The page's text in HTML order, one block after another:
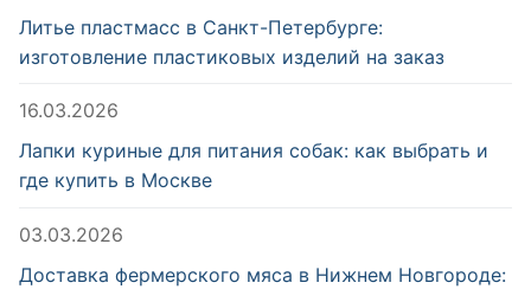
Литье пластмасс в Санкт-Петербурге:
изготовление пластиковых изделий на заказ
16.03.2026
Лапки куриные для питания собак: как выбрать и
где купить в Москве
03.03.2026
Доставка фермерского мяса в Нижнем Новгороде: